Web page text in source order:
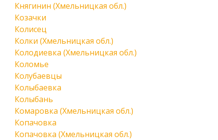
Княгинин (Хмельницкая обл.)
Козачки
Колисец
Колки (Хмельницкая обл.)
Колодиевка (Хмельницкая обл.)
Коломье
Колубаевцы
Колыбаевка
Колыбань
Комаровка (Хмельницкая обл.)
Копачовка
Копачовка (Хмельницкая обл.)